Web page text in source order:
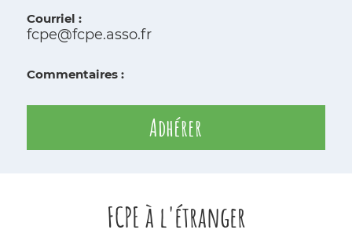
Courriel :
fcpe@fcpe.asso.fr
Commentaires :
Adhérer
FCPE à l'étranger